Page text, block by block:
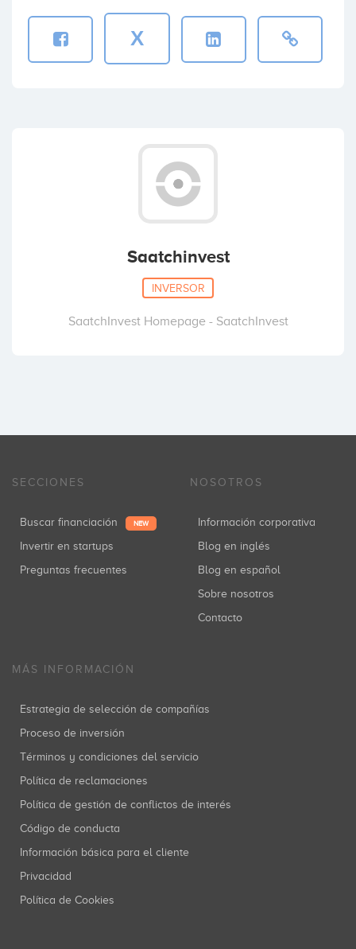
X
Saatchinvest
INVERSOR
SaatchInvest Homepage - SaatchInvest
SECCIONES
Buscar financiación NEW
Invertir en startups
Preguntas frecuentes
NOSOTROS
Información corporativa
Blog en inglés
Blog en español
Sobre nosotros
Contacto
MÁS INFORMACIÓN
Estrategia de selección de compañías
Proceso de inversión
Términos y condiciones del servicio
Política de reclamaciones
Política de gestión de conflictos de interés
Código de conducta
Información básica para el cliente
Privacidad
Política de Cookies